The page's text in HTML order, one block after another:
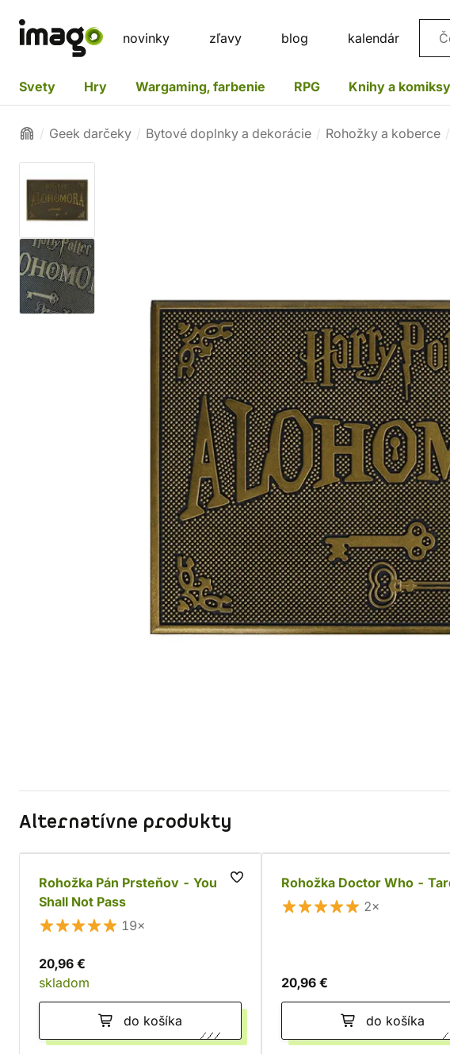
novinky zľavy blog kalendár
Svety Hry Wargaming, farbenie RPG Knihy a komiksy
Geek darčeky Bytové doplnky a dekorácie Rohožky a koberce
Alternatívne produkty
Rohožka Pán Prsteňov - You
Shall Not Pass
19×
20,96 €
skladom
do košíka
Rohožka Doctor Who -
2×
20,96 €
do košíka